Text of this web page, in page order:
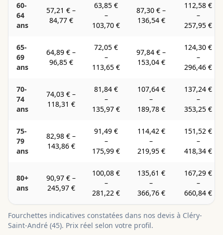
60-
64
ans
57,21 € –
84,77 €
63,85 €
–
103,70 €
87,30 € –
136,54 €
112,58 €
–
257,95 €
65-
69
ans
64,89 € –
96,85 €
72,05 €
–
113,65 €
97,84 € –
153,04 €
124,30 €
–
296,46 €
70-
74
ans
74,03 € –
118,31 €
81,84 €
–
135,97 €
107,64 €
–
189,78 €
137,24 €
–
353,25 €
75-
79
ans
82,98 € –
143,86 €
91,49 €
–
175,99 €
114,42 €
–
219,95 €
151,52 €
–
418,34 €
80+
ans
90,97 € –
245,97 €
100,08 €
–
281,22 €
135,61 €
–
366,76 €
167,29 €
–
660,84 €
Fourchettes indicatives constatées dans nos devis à Cléry-
Saint-André (45). Prix réel selon votre profil.